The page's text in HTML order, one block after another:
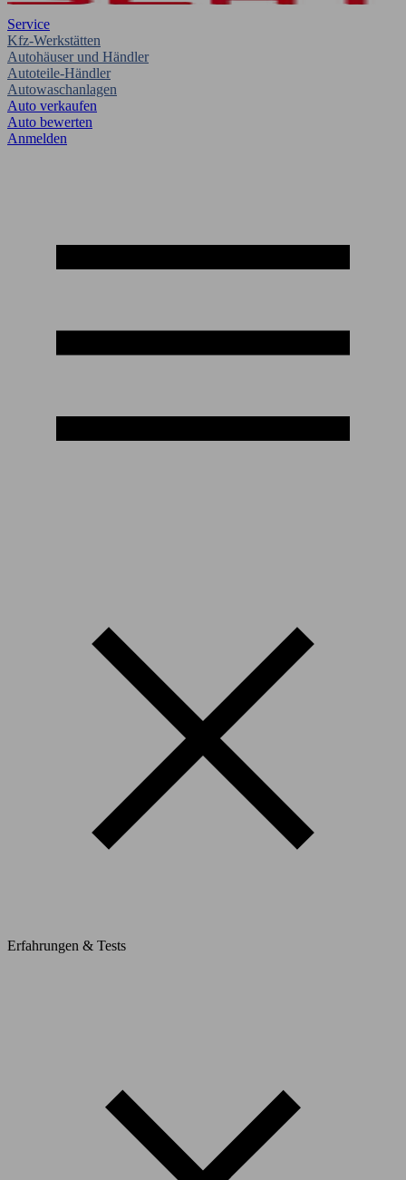
Service
Kfz-Werkstätten
Autohäuser und Händler
Autoteile-Händler
Autowaschanlagen
Auto verkaufen
Auto bewerten
Anmelden
Erfahrungen & Tests